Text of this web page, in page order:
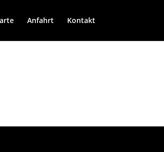
Anfahrt Kontakt